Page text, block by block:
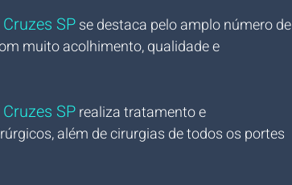
SP se destaca pelo amplo número de
muito acolhimento, qualidade e
SP realiza tratamento e
além de cirurgias de todos os portes